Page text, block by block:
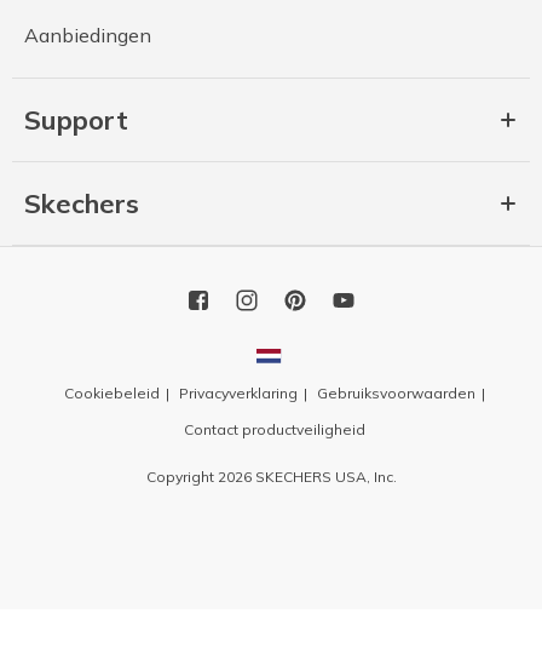
Aanbiedingen
Support
Skechers
Cookiebeleid Privacyverklaring
Gebruiksvoorwaarden
Contact productveiligheid
Copyright 2026 SKECHERS USA, Inc.